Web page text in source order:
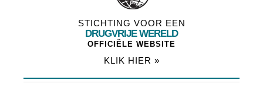
STICHTING VOOR EEN
DRUGVRIJE WERELD
OFFICIËLE WEBSITE
KLIK HIER »